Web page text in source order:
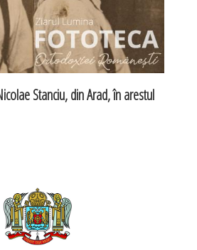
Stanciu, din Arad, în arestul